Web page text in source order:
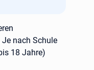
nach Schule
18 Jahre)